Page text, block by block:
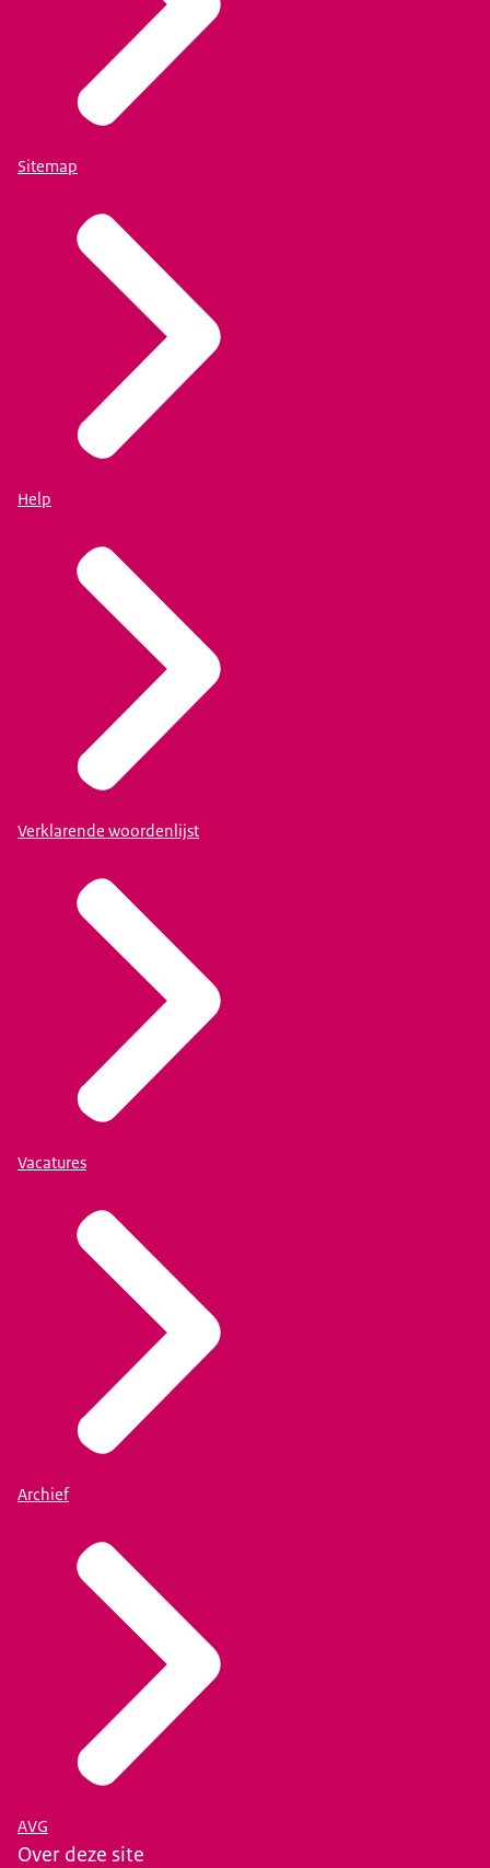
Sitemap
Help
Verklarende woordenlijst
Vacatures
Archief
AVG
Over deze site